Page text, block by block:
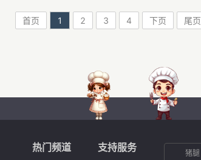
首页 1 2 3 4 下页 尾页
热门频道 支持服务
猪腿